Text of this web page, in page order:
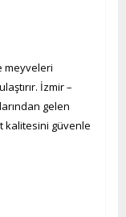
meyveleri
İzmir –
gelen
kalitesini güvenle